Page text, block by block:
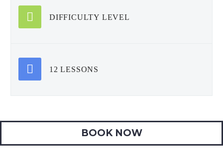
DIFFICULTY LEVEL
12 LESSONS
BOOK NOW